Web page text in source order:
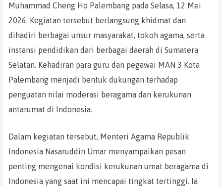
Muhammad Cheng Ho Palembang pada Selasa, 12 Mei
2026. Kegiatan tersebut berlangsung khidmat dan
dihadiri berbagai unsur masyarakat, tokoh agama, serta
instansi pendidikan dari berbagai daerah di Sumatera
Selatan. Kehadiran para guru dan pegawai MAN 3 Kota
Palembang menjadi bentuk dukungan terhadap
penguatan nilai moderasi beragama dan kerukunan
antarumat di Indonesia.
Dalam kegiatan tersebut, Menteri Agama Republik
Indonesia Nasaruddin Umar menyampaikan pesan
penting mengenai kondisi kerukunan umat beragama di
Indonesia yang saat ini mencapai tingkat tertinggi. Ia